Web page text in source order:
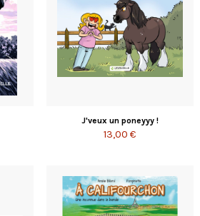
J'veux un poneyyy !
13,00 €